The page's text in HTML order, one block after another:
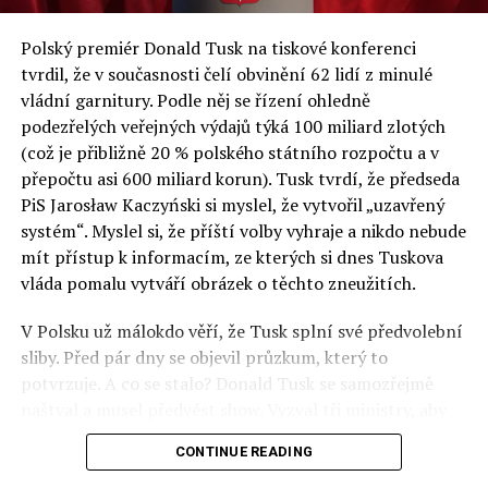
a východní Evropě.
Otázky spojené s vývojem umělé inteligence budou na
fóru AI zvláště diskutovanou oblastí. Fórum AI bude
zahrnovat vyhrazenou tematickou trať skládající se z
panelů, prezentací, workshopů a speciálních akcí.
Budou diskutovány klíčové otázky vlivu umělé
inteligence ve společnosti, ale i v sektoru veřejných a
komerčních služeb. Budou se diskutovat problémy a
výzvy, kterým bude muset trh čelit tváří v tvář zásadním
technologickým změnám. Účastníci fóra také zváží, do
technologií umělé inteligence v mnoha oblastech života
umožní Evropské unii obnovit konkurenceschopnost ve
vztahu ke globálním ekonomikám a nutnosti zajistit
Polský premiér Donald Tusk na tiskové konferenci
tvrdil, že v současnosti čelí obvinění 62 lidí z minulé
vládní garnitury. Podle něj se řízení ohledně
podezřelých veřejných výdajů týká 100 miliard zlotých
(což je přibližně 20 % polského státního rozpočtu a v
přepočtu asi 600 miliard korun). Tusk tvrdí, že předseda
PiS Jarosław Kaczyński si myslel, že vytvořil „uzavřený
systém“. Myslel si, že příští volby vyhraje a nikdo nebude
mít přístup k informacím, ze kterých si dnes Tuskova
vláda pomalu vytváří obrázek o těchto zneužitích.
V Polsku už málokdo věří, že Tusk splní své předvolební
sliby. Před pár dny se objevil průzkum, který to
potvrzuje. A co se stalo? Donald Tusk se samozřejmě
před kamerami podepsali dohodu o stíhání členů PiS, a
ti poslušně ono divadlo předvedli. Andrzej Domański
CONTINUE READING